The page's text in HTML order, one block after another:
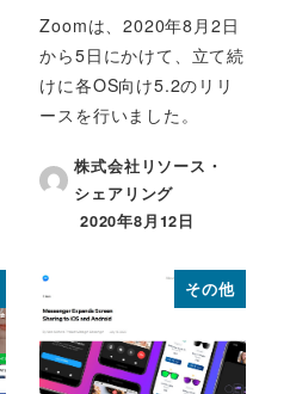
Zoomは、2020年8月2日
から5日にかけて、立て続
けに各OS向け5.2のリリ
ースを行いました。
株式会社リソース・
シェアリング
投稿日
2020年8月12日
その他